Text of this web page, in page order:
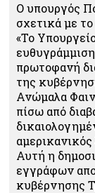
Ο υπουργός
σχετικά με
«Το
πρωτοφανή
της
Ανώμαλα
πίσω από
Αυτή η
εγγράφων
κυβέρνησης